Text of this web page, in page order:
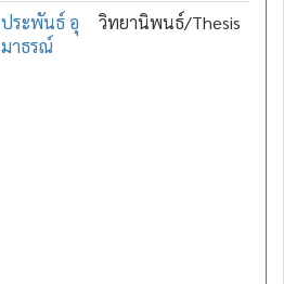
ประพันธ์ อุ
มาธรณ์
วิทยานิพนธ์/Thesis